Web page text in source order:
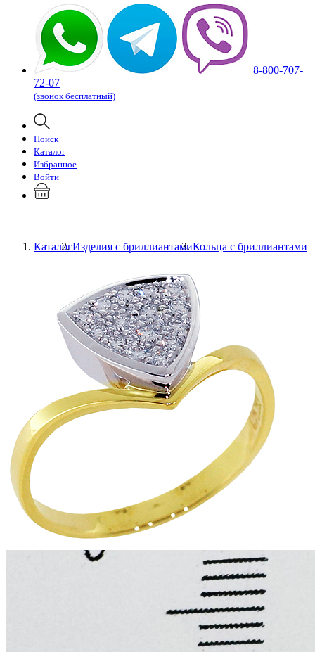
8-800-707-
72-07
(звонок бесплатный)
Поиск
Каталог
Избранное
Войти
КаталогИзделия с бриллиантамиКольца с бриллиантами